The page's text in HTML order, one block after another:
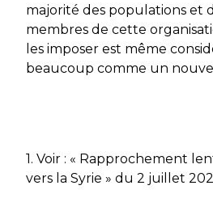
majorité des populations et
membres de cette
les imposer est même
beaucoup comme un
1. Voir : « Rapprochement
vers la Syrie » du 2 juillet